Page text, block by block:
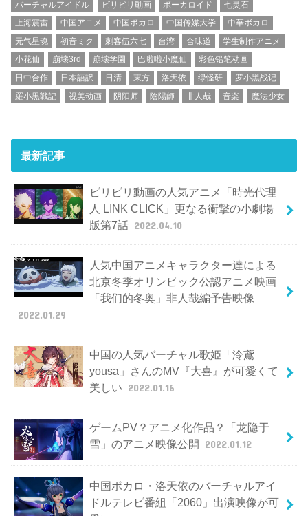
バーチャルアイドル
ビリビリ動画 ボーカロイド
七灵石
上海震雷
中国アニメ 中国ボカロ 中国传媒大学
中華ボカロ
元气星魂
初音ミク 刺客伍六七 台湾 合味道
学生制作アニメ
小花仙
崩壊3rd 崩壊学園 巴啦啦小魔仙
彩色铅笔动画
日中合作
日本語訳 日清 東方 洛天依 绿怪研
罗小黑战记
羅小黒戦記
视美动画 阴阳师 陰陽師 非人哉 音楽 魔法少女
最新記事
ビリビリ動画の人気アニメ「時光代理
人 LINK CLICK」更なる衝撃の小劇場
版第7話 2022.04.10
人気中国アニメキャラクター達による
北京冬季オリンピック公認アニメ映画
「我们的冬奥」非人哉編予告映像
2022.01.29
中国の人気バーチャル歌姫「泠鳶
yousa」さんのMV『大喜』が可愛くて
美しい 2022.01.16
ゲームPV？アニメ化作品？「龙隐于
雪」のアニメ映像公開 2022.01.12
中国ボカロ・洛天依のバーチャルアイ
ドルテレビ番組「2060」出演映像が可